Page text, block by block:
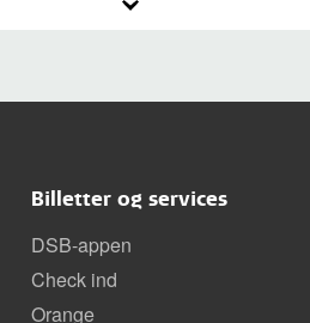
Billetter og services
DSB-appen
Check ind
Orange